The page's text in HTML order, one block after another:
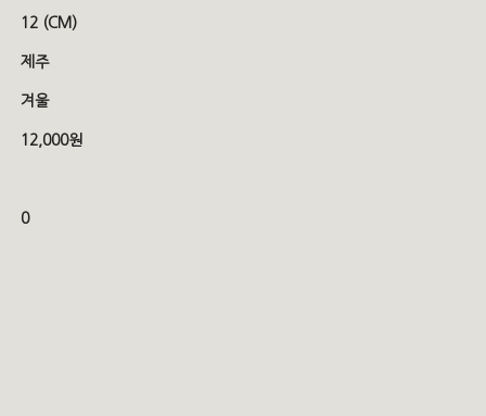
12 (CM)
제주
겨울
12,000원
0